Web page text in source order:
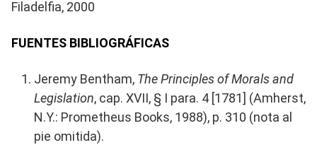
Filadelfia, 2000
FUENTES BIBLIOGRÁFICAS
Jeremy Bentham, The Principles of Morals and
Legislation, cap. XVII, § I para. 4 [1781] (Amherst,
N.Y.: Prometheus Books, 1988), p. 310 (nota al
pie omitida).